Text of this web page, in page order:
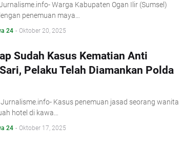
Warga Kabupaten Ogan Ilir (Sumsel)
penemuan maya…
24 - Oktober 20, 2025
Sudah Kasus Kematian Anti
Pelaku Telah Diamankan Polda
Kasus penemuan jasad seorang wanita
hotel di kawa…
24 - Oktober 17, 2025